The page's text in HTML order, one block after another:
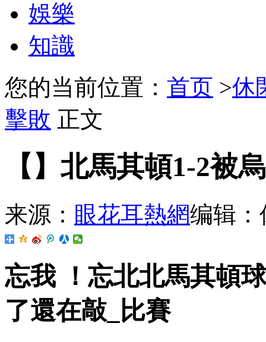
娛樂
知識
您的当前位置： 首页 >休
擊敗 正文
【】北馬其頓1-2被
来源： 眼花耳熱網编辑：
忘我 ！忘北北馬其
了還在敲_比賽